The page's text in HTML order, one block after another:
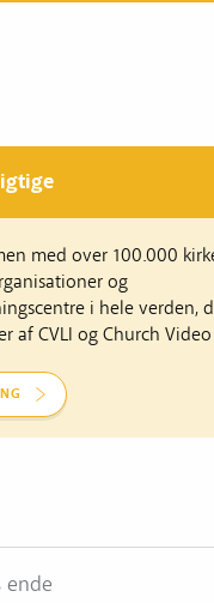
med over 100.000
og
i hele verden,
af CVLI og Church Video
ende